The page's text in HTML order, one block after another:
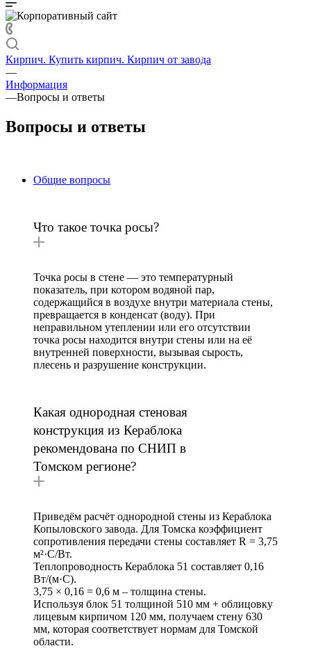
Кирпич. Купить кирпич. Кирпич от завода
—
Информация
—Вопросы и ответы
Вопросы и ответы
Общие вопросы
Что такое точка росы?
Точка росы в стене — это температурный
показатель, при котором водяной пар,
содержащийся в воздухе внутри материала стены,
превращается в конденсат (воду). При
неправильном утеплении или его отсутствии
точка росы находится внутри стены или на её
внутренней поверхности, вызывая сырость,
плесень и разрушение конструкции.
Какая однородная стеновая
конструкция из Кераблока
рекомендована по СНИП в
Томском регионе?
Приведём расчёт однородной стены из Кераблока
Копыловского завода. Для Томска коэффициент
сопротивления передачи стены составляет R = 3,75
м²·С/Вт.
Теплопроводность Кераблока 51 составляет 0,16
Вт/(м·С).
3,75 × 0,16 = 0,6 м – толщина стены.
Используя блок 51 толщиной 510 мм + облицовку
лицевым кирпичом 120 мм, получаем стену 630
мм, которая соответствует нормам для Томской
области.